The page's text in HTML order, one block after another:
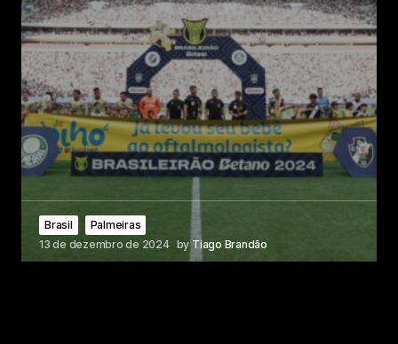
Brasil
Palmeiras
13 de dezembro de 2024 by Tiago Brandão